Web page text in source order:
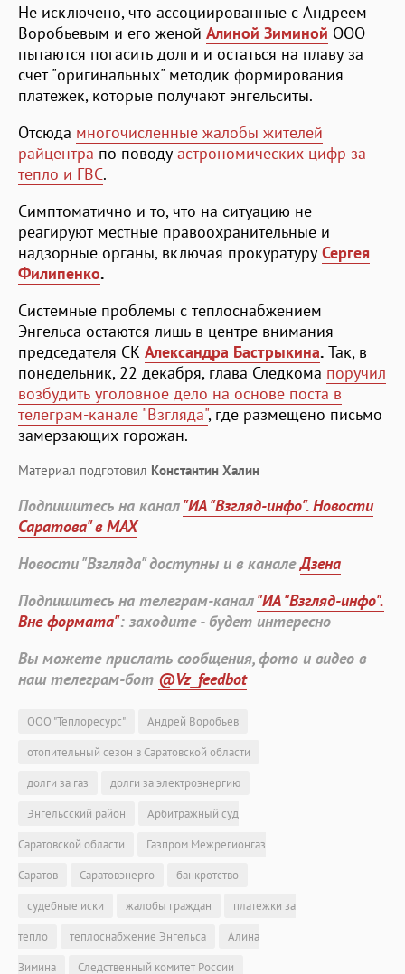
Не исключено, что ассоциированные с Андреем
Воробьевым и его женой Алиной Зиминой ООО
пытаются погасить долги и остаться на плаву за
счет "оригинальных" методик формирования
платежек, которые получают энгельситы.
Отсюда многочисленные жалобы жителей
райцентра по поводу астрономических цифр за
тепло и ГВС.
Симптоматично и то, что на ситуацию не
реагируют местные правоохранительные и
надзорные органы, включая прокуратуру Сергея
Филипенко.
Системные проблемы с теплоснабжением
Энгельса остаются лишь в центре внимания
председателя СК Александра Бастрыкина. Так, в
понедельник, 22 декабря, глава Следкома поручил
возбудить уголовное дело на основе поста в
телеграм-канале "Взгляда", где размещено письмо
замерзающих горожан.
Материал подготовил Константин Халин
Подпишитесь на канал"ИА "Взгляд-инфо". Новости
Саратова" в MAX
Новости "Взгляда" доступны и в каналеДзена
Подпишитесь на телеграм-канал"ИА "Взгляд-инфо".
Вне формата": заходите - будет интересно
Вы можете прислать сообщения, фото и видео в
наш телеграм-бот @Vz_feedbot
ООО "Теплоресурс"
Андрей Воробьев
отопительный сезон в Саратовской области
долги за газ
долги за электроэнергию
Энгельсский район
Арбитражный суд
Саратовской области
Газпром Межрегионгаз
Саратов
Саратовэнерго
банкротство
судебные иски
жалобы граждан
платежки за
тепло
теплоснабжение Энгельса
Алина
Зимина
Следственный комитет России